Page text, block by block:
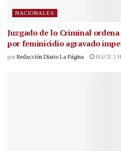
NACIONALES
Juzgado de lo Criminal
por feminicidio agravado
por Redacción Diario La Página HACE 3